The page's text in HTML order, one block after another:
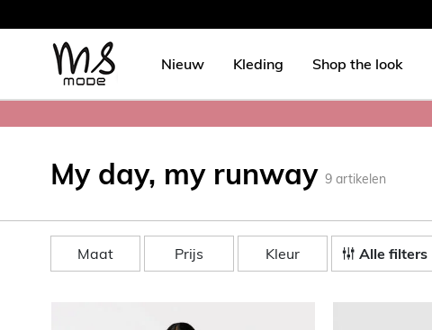
Nieuw Kleding Shop the look
My day, my runway 9 artikelen
Maat Prijs Kleur Alle filters